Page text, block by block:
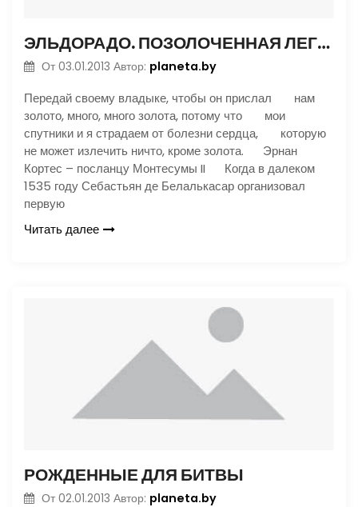
ЭЛЬДОРАДО. ПОЗОЛОЧЕННАЯ ЛЕГЕНДА
От 03.01.2013 Автор: planeta.by
Передай своему владыке, чтобы он прислал нам
золото, много, много золота, потому что мои
спутники и я страдаем от болезни сердца, которую
не может излечить ничто, кроме золота. Эрнан
Кортес – посланцу Монтесумы II Когда в далеком
1535 году Себастьян де Белалькасар организовал
первую
Читать далее
РОЖДЕННЫЕ ДЛЯ БИТВЫ
От 02.01.2013 Автор: planeta.by